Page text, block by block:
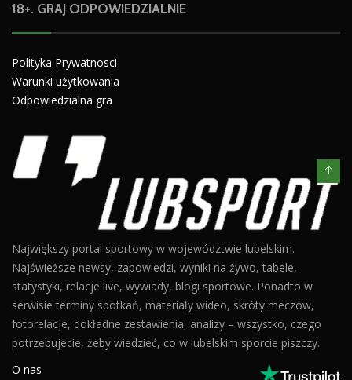
18+. GRAJ ODPOWIEDZIALNIE
Polityka Prywatnosci
Warunki użytkowania
Odpowiedzialna gra
Największy portal sportowy w województwie lubelskim.
Najświeższe newsy, zapowiedzi, wyniki na żywo, tabele,
statystyki, relacje live, wywiady, blogi sportowe. Ponadto w
serwisie terminy spotkań, materiały wideo, skróty meczów,
fotorelacje, dokładne zestawienia, analizy – wszystko, czego
potrzebujecie, żeby wiedzieć, co w lubelskim sporcie piszczy.
O nas